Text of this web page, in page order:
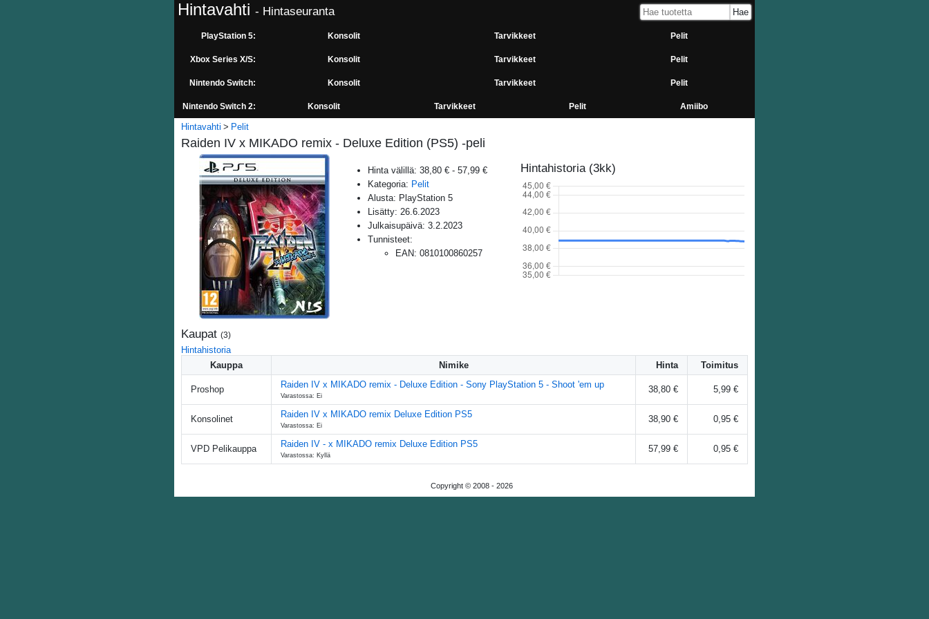
Hintavahti - Hintaseuranta
PlayStation 5: Konsolit Tarvikkeet Pelit
Xbox Series X/S: Konsolit Tarvikkeet Pelit
Nintendo Switch: Konsolit Tarvikkeet Pelit
Nintendo Switch 2: Konsolit Tarvikkeet Pelit Amiibo
Hintavahti Pelit
Raiden IV x MIKADO remix - Deluxe Edition (PS5) -peli
Hinta välillä: 38,80 € - 57,99 €
Kategoria: Pelit
Alusta: PlayStation 5
Lisätty: 26.6.2023
Julkaisupäivä: 3.2.2023
Tunnisteet:
EAN: 0810100860257
Hintahistoria (3kk)
Kaupat (3)
Hintahistoria
Kauppa
Nimike Hinta Toimitus
Proshop Raiden IV x MIKADO remix - Deluxe Edition - Sony PlayStation 5 - Shoot 'em up
Varastossa: Ei
38,80 € 5,99 €
Konsolinet Raiden IV x MIKADO remix Deluxe Edition PS5
Varastossa: Ei
38,90 € 0,95 €
VPD Pelikauppa Raiden IV - x MIKADO remix Deluxe Edition PS5
Varastossa: Kyllä
57,99 € 0,95 €
Copyright © 2008 - 2026